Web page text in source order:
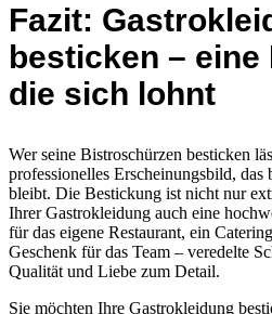
Fazit:
besticken –
die sich lohnt
Wer seine Bistroschürzen besticken
professionelles Erscheinungsbild, das
bleibt. Die Bestickung ist nicht nur
Ihrer Gastrokleidung auch eine
für das eigene Restaurant, ein
Geschenk für das Team – veredelte
Qualität und Liebe zum Detail.
Sie möchten Ihre Gastrokleidung